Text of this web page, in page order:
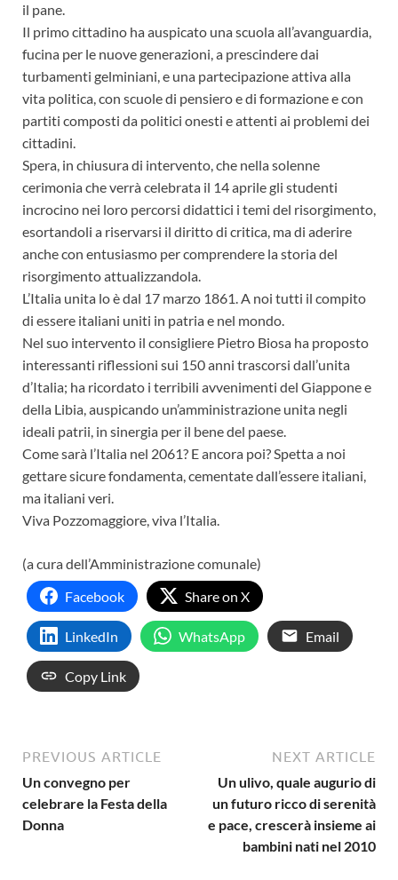
il pane.
Il primo cittadino ha auspicato una scuola all’avanguardia,
fucina per le nuove generazioni, a prescindere dai
turbamenti gelminiani, e una partecipazione attiva alla
vita politica, con scuole di pensiero e di formazione e con
partiti composti da politici onesti e attenti ai problemi dei
cittadini.
Spera, in chiusura di intervento, che nella solenne
cerimonia che verrà celebrata il 14 aprile gli studenti
incrocino nei loro percorsi didattici i temi del risorgimento,
esortandoli a riservarsi il diritto di critica, ma di aderire
anche con entusiasmo per comprendere la storia del
risorgimento attualizzandola.
L’Italia unita lo è dal 17 marzo 1861. A noi tutti il compito
di essere italiani uniti in patria e nel mondo.
Nel suo intervento il consigliere Pietro Biosa ha proposto
interessanti riflessioni sui 150 anni trascorsi dall’unita
d’Italia; ha ricordato i terribili avvenimenti del Giappone e
della Libia, auspicando un’amministrazione unita negli
ideali patrii, in sinergia per il bene del paese.
Come sarà l’Italia nel 2061? E ancora poi? Spetta a noi
gettare sicure fondamenta, cementate dall’essere italiani,
ma italiani veri.
Viva Pozzomaggiore, viva l’Italia.
(a cura dell’Amministrazione comunale)
Facebook
Share on X
LinkedIn WhatsApp Email
Copy Link
PREVIOUS ARTICLE
Un convegno per
celebrare la Festa della
Donna
NEXT ARTICLE
Un ulivo, quale augurio di
un futuro ricco di serenità
e pace, crescerà insieme ai
bambini nati nel 2010